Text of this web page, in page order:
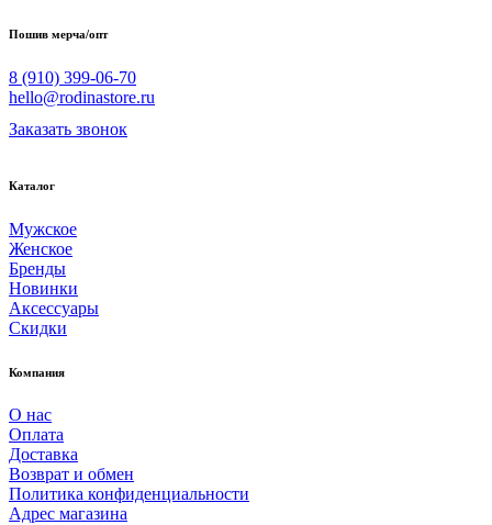
Пошив мерча/опт
8 (910) 399-06-70
hello@rodinastore.ru
Заказать звонок
Каталог
Мужское
Женское
Бренды
Новинки
Аксессуары
Скидки
Компания
О нас
Оплата
Доставка
Возврат и обмен
Политика конфиденциальности
Адрес магазина